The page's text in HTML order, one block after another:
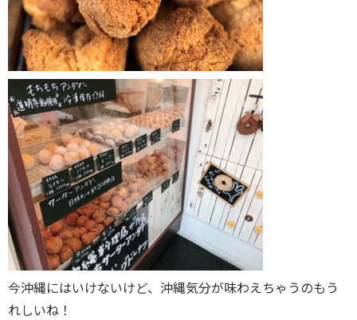
今沖縄にはいけないけど、沖縄気分が味わえちゃうのもう
れしいね！